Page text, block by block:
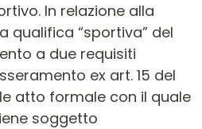
In relazione alla
qualifica “sportiva” del
a due requisiti
ex art. 15 del
atto formale con il quale
soggetto